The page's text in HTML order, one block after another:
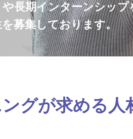
長期インターンシップ
募集しております。
グが求める人